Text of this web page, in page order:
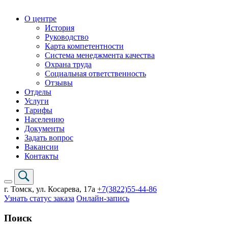
О центре
История
Руководство
Карта компетентности
Система менеджмента качества
Охрана труда
Социальная ответственность
Отзывы
Отделы
Услуги
Тарифы
Населению
Документы
Задать вопрос
Вакансии
Контакты
г. Томск, ул. Косарева, 17а +7(3822)55-44-86
Узнать статус заказа Онлайн-запись
Поиск